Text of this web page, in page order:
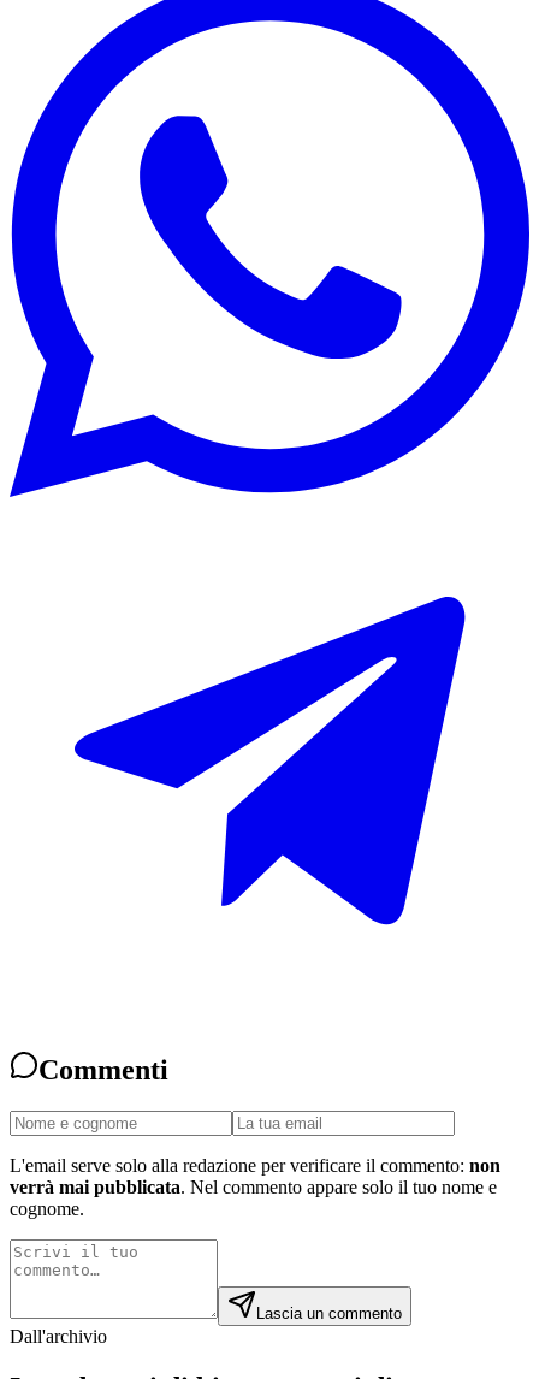
Commenti
L'email serve solo alla redazione per verificare il commento: non
verrà mai pubblicata. Nel commento appare solo il tuo nome e
cognome.
Lascia un commento
Dall'archivio